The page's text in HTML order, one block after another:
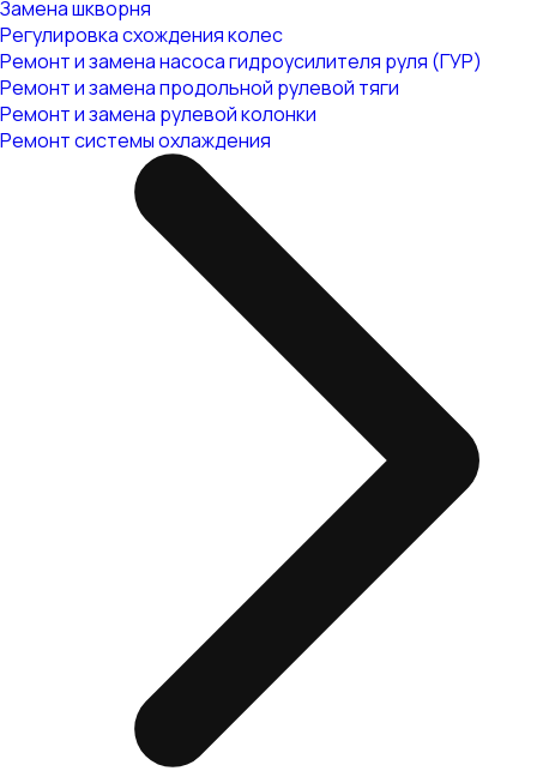
Замена шкворня
Регулировка схождения колес
Ремонт и замена насоса гидроусилителя руля (ГУР)
Ремонт и замена продольной рулевой тяги
Ремонт и замена рулевой колонки
Ремонт системы охлаждения